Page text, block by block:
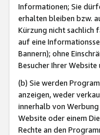
Informationen; Sie
erhalten bleiben bzw.
Kürzung nicht sachlich
auf eine
Bannern); ohne
Besucher Ihrer
(b) Sie werden
anzeigen, weder
innerhalb von
Website oder einem
Rechte an den